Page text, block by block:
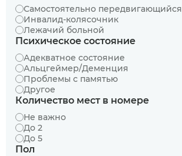
Самостоятельно передвигающийся
Инвалид-колясочник
Лежачий больной
Психическое состояние
Адекватное состояние
Альцгеймер/Деменция
Проблемы с памятью
Другое
Количество мест в номере
Не важно
До 2
До 5
Пол